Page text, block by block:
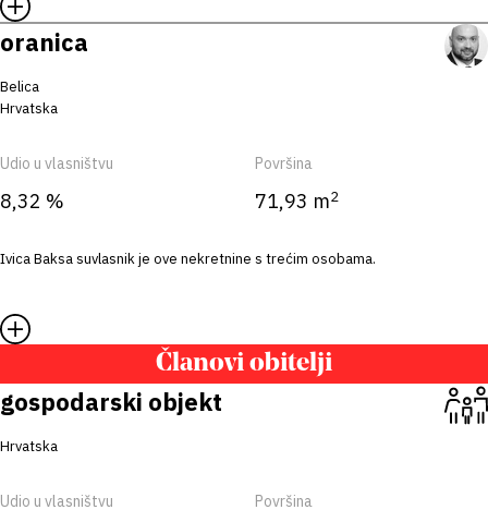
oranica
Belica
Hrvatska
Udio u vlasništvu
8,32 %
Površina
71,93 m2
Ivica Baksa suvlasnik je ove nekretnine s trećim osobama.
Članovi obitelji
gospodarski objekt
Hrvatska
Udio u vlasništvu Površina